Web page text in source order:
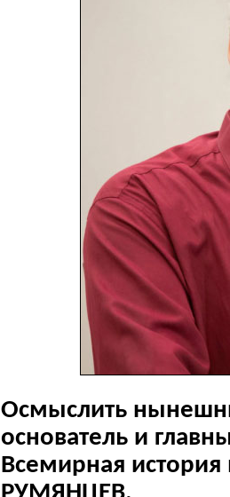
Осмыслить
основатель и
Всемирная история